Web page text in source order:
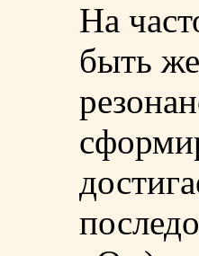
На
быть